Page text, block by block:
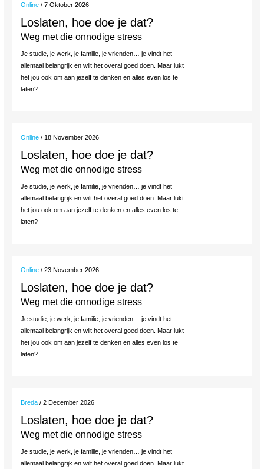
Online / 7 Oktober 2026
Loslaten, hoe doe je dat?
Weg met die onnodige stress
Je studie, je werk, je familie, je vrienden… je vindt het
allemaal belangrijk en wilt het overal goed doen. Maar lukt
het jou ook om aan jezelf te denken en alles even los te
laten?
Online / 18 November 2026
Loslaten, hoe doe je dat?
Weg met die onnodige stress
Je studie, je werk, je familie, je vrienden… je vindt het
allemaal belangrijk en wilt het overal goed doen. Maar lukt
het jou ook om aan jezelf te denken en alles even los te
laten?
Online / 23 November 2026
Loslaten, hoe doe je dat?
Weg met die onnodige stress
Je studie, je werk, je familie, je vrienden… je vindt het
allemaal belangrijk en wilt het overal goed doen. Maar lukt
het jou ook om aan jezelf te denken en alles even los te
laten?
Breda / 2 December 2026
Loslaten, hoe doe je dat?
Weg met die onnodige stress
Je studie, je werk, je familie, je vrienden… je vindt het
allemaal belangrijk en wilt het overal goed doen. Maar lukt